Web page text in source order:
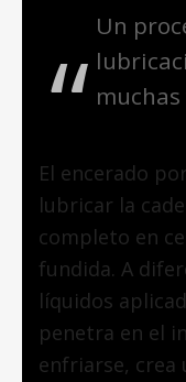
Un
El encerado
lubricar la
completo en
fundida. A
líquidos
penetra en el
enfriarse, crea